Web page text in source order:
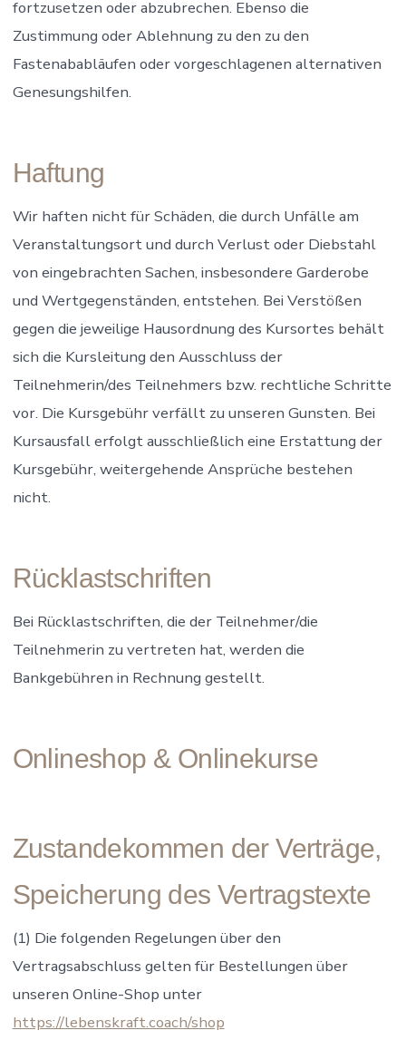
fortzusetzen oder abzubrechen. Ebenso die
Zustimmung oder Ablehnung zu den zu den
Fastenababläufen oder vorgeschlagenen alternativen
Genesungshilfen.
Haftung
Wir haften nicht für Schäden, die durch Unfälle am
Veranstaltungsort und durch Verlust oder Diebstahl
von eingebrachten Sachen, insbesondere Garderobe
und Wertgegenständen, entstehen. Bei Verstößen
gegen die jeweilige Hausordnung des Kursortes behält
sich die Kursleitung den Ausschluss der
Teilnehmerin/des Teilnehmers bzw. rechtliche Schritte
vor. Die Kursgebühr verfällt zu unseren Gunsten. Bei
Kursausfall erfolgt ausschließlich eine Erstattung der
Kursgebühr, weitergehende Ansprüche bestehen
nicht.
Rücklastschriften
Bei Rücklastschriften, die der Teilnehmer/die
Teilnehmerin zu vertreten hat, werden die
Bankgebühren in Rechnung gestellt.
Onlineshop & Onlinekurse
Zustandekommen der Verträge,
Speicherung des Vertragstexte
(1) Die folgenden Regelungen über den
Vertragsabschluss gelten für Bestellungen über
unseren Online-Shop unter
https://lebenskraft.coach/shop